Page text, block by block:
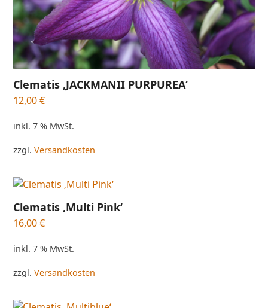
Clematis ‚JACKMANII PURPUREA‘
12,00€
inkl. 7 % MwSt.
zzgl.Versandkosten
Clematis ‚Multi Pink‘
16,00€
inkl. 7 % MwSt.
zzgl.Versandkosten